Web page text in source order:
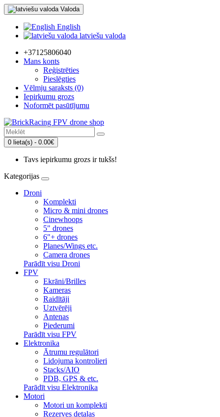
Valoda
English
latviešu valoda
+37125806040
Mans konts
Reģistrēties
Pieslēgties
Vēlmju saraksts (0)
Iepirkumu grozs
Noformēt pasūtījumu
0 lieta(s) - 0.00€
Tavs iepirkumu grozs ir tukšs!
Kategorijas
Droni
Komplekti
Micro & mini drones
Cinewhoops
5" drones
6"+ drones
Planes/Wings etc.
Camera drones
Parādīt visu Droni
FPV
Ekrāni/Brilles
Kameras
Raidītāji
Uztvērēji
Antenas
Piederumi
Parādīt visu FPV
Elektronika
Ātrumu regulātori
Lidojuma kontrolieri
Stacks/AIO
PDB, GPS & etc.
Parādīt visu Elektronika
Motori
Motori un komplekti
Rezerves detaļas